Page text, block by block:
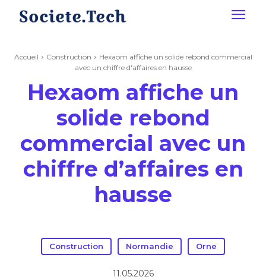
Accueil Construction
Hexaom affiche un solide rebond commercial
avec un chiffre d'affaires en hausse
Hexaom affiche un
solide rebond
commercial avec un
chiffre d’affaires en
hausse
Construction Normandie Orne
11.05.2026